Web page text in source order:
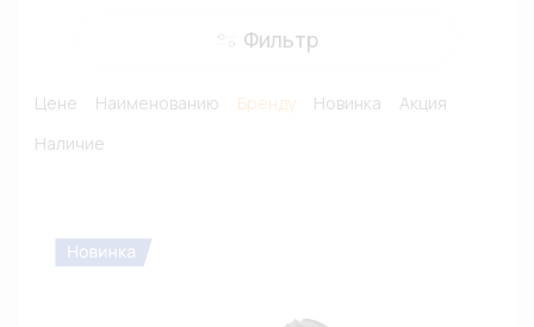
Фильтр
Цене Наименованию Бренду Новинка
Акция
Наличие